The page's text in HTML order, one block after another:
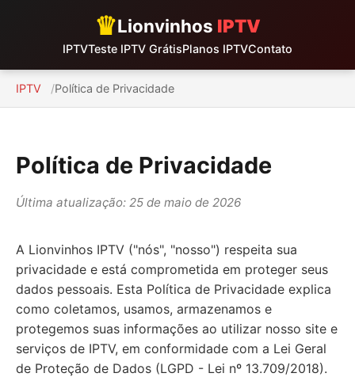
♛Lionvinhos IPTV
IPTVTeste IPTV GrátisPlanos IPTVContato
IPTV Política de Privacidade
Política de Privacidade
Última atualização: 25 de maio de 2026
A Lionvinhos IPTV ("nós", "nosso") respeita sua
privacidade e está comprometida em proteger seus
dados pessoais. Esta Política de Privacidade explica
como coletamos, usamos, armazenamos e
protegemos suas informações ao utilizar nosso site e
serviços de IPTV, em conformidade com a Lei Geral
de Proteção de Dados (LGPD - Lei nº 13.709/2018).